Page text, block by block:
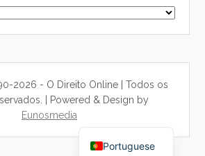
2026 - O Direito Online | Todos os
| Powered & Design by
Eunosmedia
Portuguese